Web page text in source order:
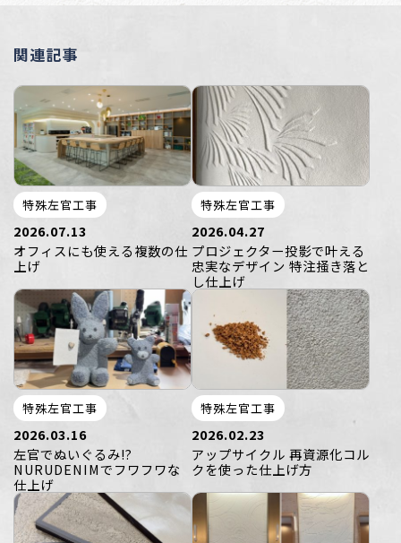
関連記事
特殊左官工事
2026.07.13
オフィスにも使える複数の仕
上げ
特殊左官工事
2026.04.27
プロジェクター投影で叶える
忠実なデザイン 特注掻き落と
し仕上げ
特殊左官工事
2026.03.16
左官でぬいぐるみ!?
NURUDENIMでフワフワな
仕上げ
特殊左官工事
2026.02.23
アップサイクル 再資源化コル
クを使った仕上げ方